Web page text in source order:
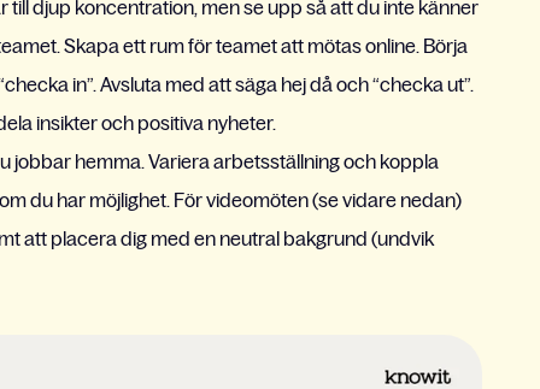
djup koncentration, men se upp så att du inte känner
Skapa ett rum för teamet att mötas online. Börja
in”. Avsluta med att säga hej då och “checka ut”.
insikter och positiva nyheter.
jobbar hemma. Variera arbetsställning och koppla
du har möjlighet. För videomöten (se vidare nedan)
att placera dig med en neutral bakgrund (undvik